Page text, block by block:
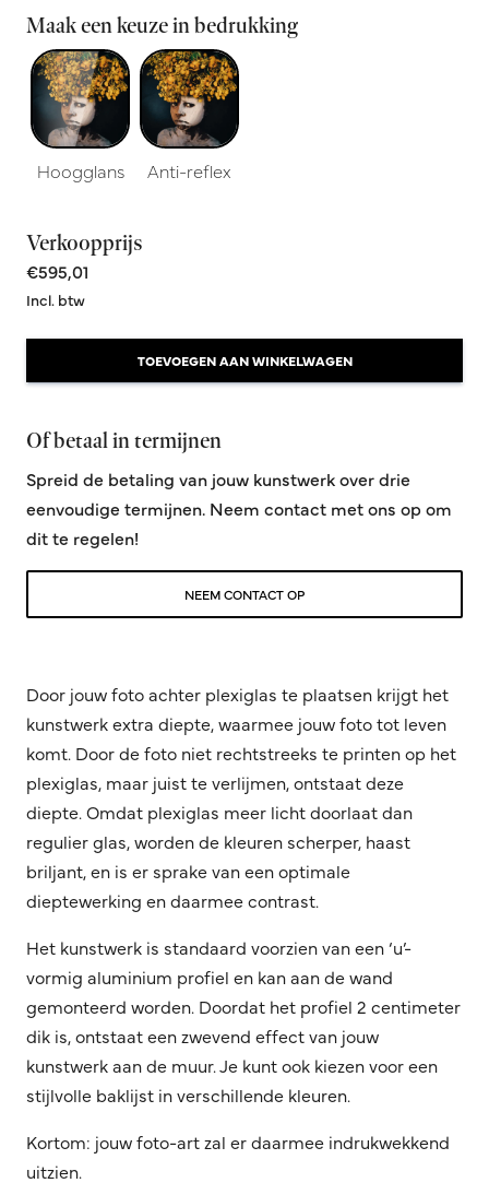
Maak een keuze in bedrukking
Hoogglans Anti-reflex
Verkoopprijs
€595,01
Incl. btw
TOEVOEGEN AAN WINKELWAGEN
Of betaal in termijnen
Spreid de betaling van jouw kunstwerk over drie
eenvoudige termijnen. Neem contact met ons op om
dit te regelen!
NEEM CONTACT OP
Door jouw foto achter plexiglas te plaatsen krijgt het
kunstwerk extra diepte, waarmee jouw foto tot leven
komt. Door de foto niet rechtstreeks te printen op het
plexiglas, maar juist te verlijmen, ontstaat deze
diepte. Omdat plexiglas meer licht doorlaat dan
regulier glas, worden de kleuren scherper, haast
briljant, en is er sprake van een optimale
dieptewerking en daarmee contrast.
Het kunstwerk is standaard voorzien van een ‘u’-
vormig aluminium profiel en kan aan de wand
gemonteerd worden. Doordat het profiel 2 centimeter
dik is, ontstaat een zwevend effect van jouw
kunstwerk aan de muur. Je kunt ook kiezen voor een
stijlvolle baklijst in verschillende kleuren.
Kortom: jouw foto-art zal er daarmee indrukwekkend
uitzien.